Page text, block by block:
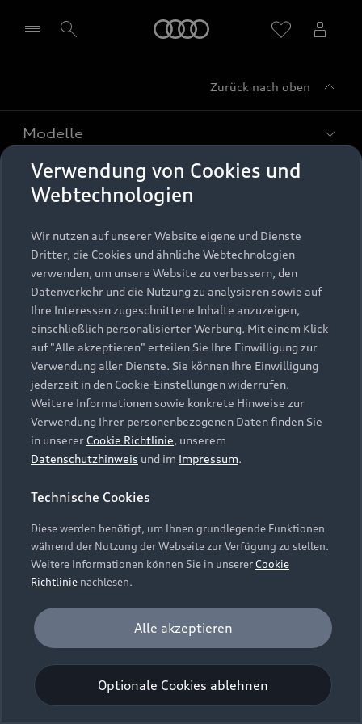
Zurück nach oben
Modelle
Alle Modelle
Elektromodelle
Plug-in-Hybride
Kaufen & leasen
Neuwagensuche
Gebrauchtwagensuche
Gebrauchtwagen
Finanzierung
Aktionen & Angebote
Geschäftskunden
Saisonale Angebote
Audi Services
Garantie
Audi digital services
myAudi
Support
Kundenservice
Händlersuche
Audi Code
Häufige Fragen (FAQ)
Audi Online Beratung
Bordbuch & Bedienungsanleitungen
Verträge kündigen
Vertrag widerrufen
Über Audi
Unternehmen
Karriere
Investor Relations
Presse & Media Center
Datenschutz
Audi erleben
Newsletter
© 2026 AUDI AG. Alle Rechte vorbehalten
Datenschutzinformation
Cookie-Richtlinie
Barrierefreiheit
Digital Services Act
EU Data Act
Embleme am Fahrzeug bei allen Abbildungen auf dieser
Webseite kann abweichen.
Verwendung von Cookies und
Webtechnologien
Wir nutzen auf unserer Website eigene und Dienste
Dritter, die Cookies und ähnliche Webtechnologien
verwenden, um unsere Website zu verbessern, den
Datenverkehr und die Nutzung zu analysieren sowie auf
Ihre Interessen zugeschnittene Inhalte anzuzeigen,
einschließlich personalisierter Werbung. Mit einem Klick
auf "Alle akzeptieren" erteilen Sie Ihre Einwilligung zur
Verwendung aller Dienste. Sie können Ihre Einwilligung
jederzeit in den Cookie-Einstellungen widerrufen.
Weitere Informationen sowie konkrete Hinweise zur
Verwendung Ihrer personenbezogenen Daten finden Sie
in unserer Cookie Richtlinie, unserem
Datenschutzhinweis und im Impressum.
Technische Cookies
Diese werden benötigt, um Ihnen grundlegende Funktionen
während der Nutzung der Webseite zur Verfügung zu stellen.
Weitere Informationen können Sie in unsererCookie
Richtlinie nachlesen.
Analyse und Statistik
Performance Cookies sammeln Informationen
darüber, wie unsere Webseite genutzt wird (z. B.
Anzahl der Besuche, Verweildauer). Diese Cookies
werden zur Optimierung der Webseite verwendet.
Optionale Cookies ablehnen
Alle akzeptieren